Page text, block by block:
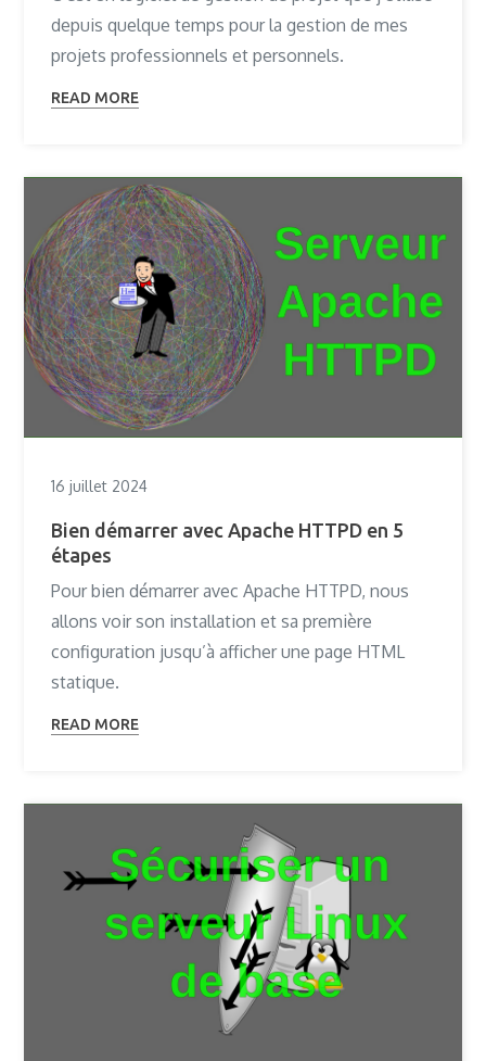
depuis quelque temps pour la gestion de mes
projets professionnels et personnels.
READ MORE
16 juillet 2024
Bien démarrer avec Apache HTTPD en 5
étapes
Pour bien démarrer avec Apache HTTPD, nous
allons voir son installation et sa première
configuration jusqu’à afficher une page HTML
statique.
READ MORE